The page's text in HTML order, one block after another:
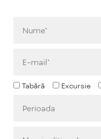
Tabără Excursie